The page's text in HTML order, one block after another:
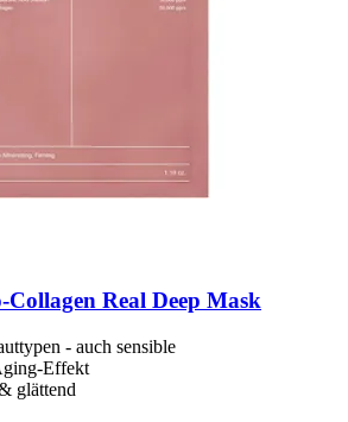
​Collagen Real Deep Mask
- auch sensible
Effekt
glättend